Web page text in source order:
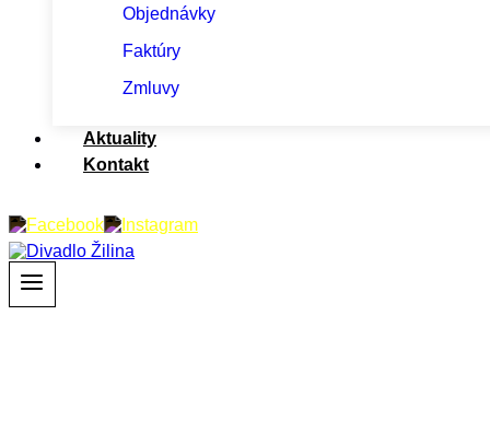
Objednávky
Faktúry
Zmluvy
Aktuality
Kontakt